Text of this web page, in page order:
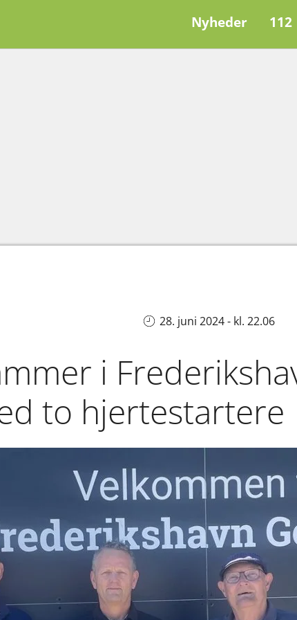
Nyheder 112
28. juni 2024 - kl. 22.06
i
to hjertestartere